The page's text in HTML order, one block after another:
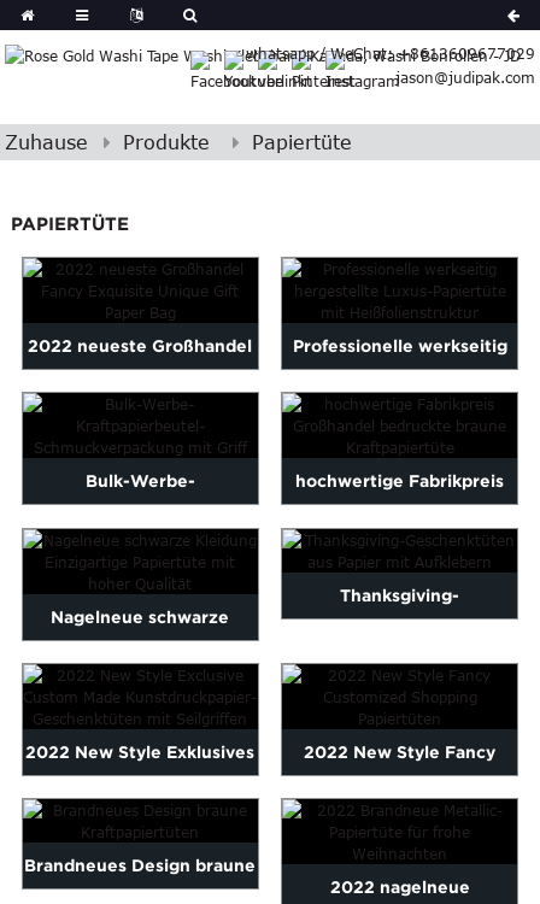
whatsapp / WeChat: +8613609677029
jason@judipak.com
Portuguese
Korean
Basque
Azerbaijani
Bulgarian
Croatian
Finnish
Hebrew
Khmer
Maltese
Persian
Samoan
Sundanese
Thai
Zulu
Zuhause Produkte Papiertüte
PAPIERTÜTE
2022 neueste Großhandel
Fancy Exquisite Unique Gi
...
Professionelle werkseitig
hergestellte
Heißfolienstruktur ...
Bulk-Werbe-
Kraftpapiertüte
Schmuckverpackung ...
hochwertige Fabrikpreis
Großhandel gedruckt br ...
Nagelneue schwarze
Kleidung Einzigartige
Papiertüte mit ...
Thanksgiving-
mit Aufklebern
2022 New Style Exklusives
Kunstdruckpapier nach
Maß ...
2022 New Style Fancy
Customized Einkaufspapier
...
Brandneues Design braune
2022 nagelneue